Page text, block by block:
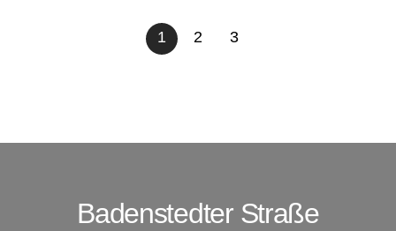
1 2 3
Badenstedter Straße